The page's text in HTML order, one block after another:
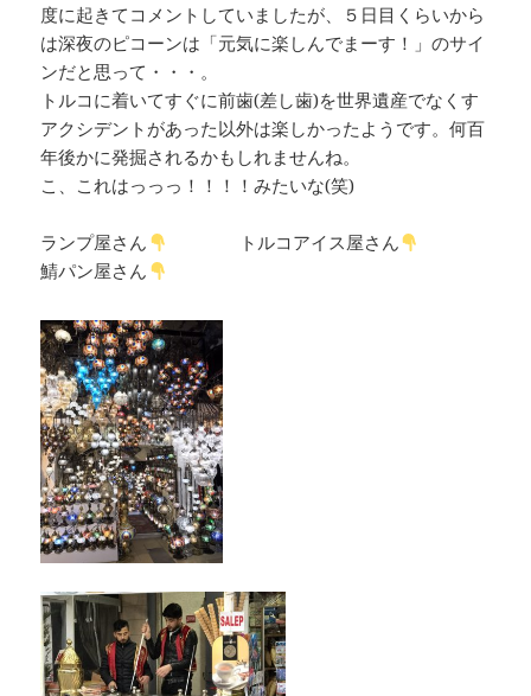
度に起きてコメントしていましたが、５日目くらいから
は深夜のピコーンは「元気に楽しんでまーす！」のサイ
ンだと思って・・・。
トルコに着いてすぐに前歯(差し歯)を世界遺産でなくす
アクシデントがあった以外は楽しかったようです。何百
年後かに発掘されるかもしれませんね。
こ、これはっっっ！！！！みたいな(笑)
ランプ屋さん
トルコアイス屋さん
鯖パン屋さん